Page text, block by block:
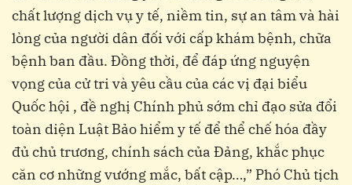
chất lượng dịch vụ y tế, niềm tin, sự an tâm và hài
lòng của người dân đối với cấp khám bệnh, chữa
bệnh ban đầu. Đồng thời, để đáp ứng nguyện
vọng của cử tri và yêu cầu của các vị đại biểu
Quốc hội , đề nghị Chính phủ sớm chỉ đạo sửa đổi
toàn diện Luật Bảo hiểm y tế để thể chế hóa đầy
đủ chủ trương, chính sách của Đảng, khắc phục
căn cơ những vướng mắc, bất cập…,” Phó Chủ tịch